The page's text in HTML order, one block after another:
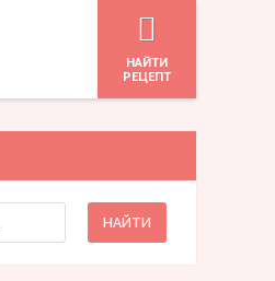
HАЙТИ
РЕЦЕПТ